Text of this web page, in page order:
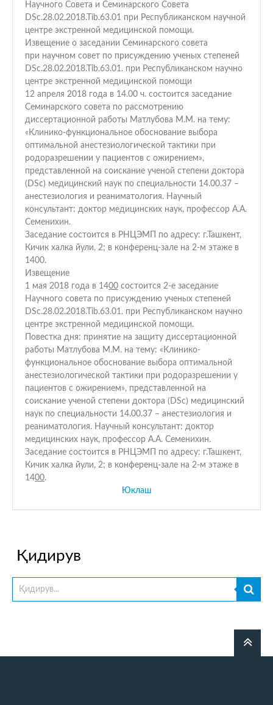
Научного Совета и Семинарского Совета
DSc.28.02.2018.Tib.63.01 при Республиканском научной
центре экстренной медицинской помощи.
Извещение о заседании Семинарского совета
при научном совет по присуждению ученых степеней
DSc.28.02.2018.Tib.63.01. при Республиканском научно
центре экстренной медицинской помощи
12 апреля 2018 года в 14.00 ч. состоится заседание
Семинарского совета по рассмотрению
диссертационной работы Матлубова М.М. на тему:
«Клинико-функциональное обоснование выбора
оптимальной анестезиологической тактики при
родоразрешении у пациентов с ожирением»,
представленной на соискание ученой степени доктора
(DSc) медицинский наук по специальности 14.00.37 –
анестезиология и реаниматология. Научный
консультант: доктор медицинских наук, профессор А.А.
Семенихин.
Заседание состоится в РНЦЭМП по адресу: г.Ташкент,
Кичик халка йули, 2; в конференц-зале на 2-м этаже в
1400.
Извещение
1 мая 2018 года в 1400 состоится 2-е заседание
Научного совета по присуждению ученых степеней
DSc.28.02.2018.Tib.63.01. при Республиканском научно
центре экстренной медицинской помощи.
Повестка дня: принятие на защиту диссертационной
работы Матлубова М.М. на тему: «Клинико-
функциональное обоснование выбора оптимальной
анестезиологической тактики при родоразрешении у
пациентов с ожирением», представленной на
соискание ученой степени доктора (DSc) медицинский
наук по специальности 14.00.37 – анестезиология и
реаниматология. Научный консультант: доктор
медицинских наук, профессор А.А. Семенихин.
Заседание состоится в РНЦЭМП по адресу: г.Ташкент,
Кичик халка йули, 2; в конференц-зале на 2-м этаже в
1400.
Юклаш
Қидирув